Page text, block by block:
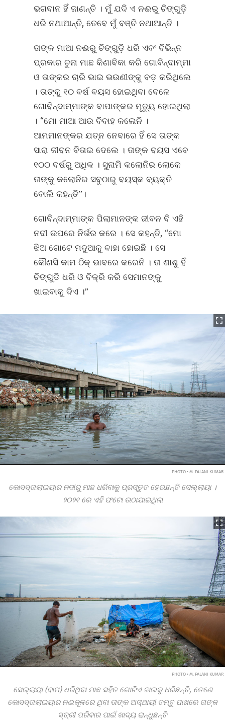
ଭଗବାନ ହିଁ ଜାଣନ୍ତି । ମୁଁ ଯଦି ଏ ନଈରୁ ଚିଙ୍ଗୁଡ଼ି
ଧରି ନଥାଆନ୍ତି, ତେବେ ମୁଁ ବଞ୍ଚି ନଥାଆନ୍ତି ।
ତାଙ୍କ ମାଆ ନଈରୁ ଚିଙ୍ଗୁଡ଼ି ଧରି ଏବଂ ବିଭିନ୍ନ
ପ୍ରକାର ଚୁନା ମାଛ କିଣାବିକା କରି ଗୋବିନ୍ଦାମ୍ମା
ଓ ତାଙ୍କର ଚାରି ଭାଇ ଭଉଣୀଙ୍କୁ ବଡ଼ କରିଥିଲେ
। ତାଙ୍କୁ ୧୦ ବର୍ଷ ବୟସ ହୋଇଥିବା ବେଳେ
ଗୋବିନ୍ଦାମ୍ମାଙ୍କ ବାପାଙ୍କର ମୃତ୍ୟୁ ହୋଇଥିଲା
। “ମୋ ମାଆ ଆଉ ବିବାହ କଲେନି ।
ଆମମାନଙ୍କର ଯତ୍ନ ନେବାରେ ହିଁ ସେ ତାଙ୍କ
ସାରା ଜୀବନ ବିତାଇ ଦେଲେ । ତାଙ୍କ ବୟସ ଏବେ
୧୦୦ ବର୍ଷରୁ ଅଧିକ । ସୁନାମି କଲୋନିର ଲୋକେ
ତାଙ୍କୁ କଲୋନିର ସବୁଠାରୁ ବୟସ୍କ ବ୍ୟକ୍ତି
ବୋଲି କହନ୍ତି’’।
ଗୋବିନ୍ଦାମ୍ମାଙ୍କ ପିଲାମାନଙ୍କ ଜୀବନ ବି ଏହି
ନଦୀ ଉପରେ ନିର୍ଭର କରେ । ସେ କହନ୍ତି, “ମୋ
ଝିଅ ଗୋଟେ ମଦୁଆକୁ ବାହା ହୋଇଛି । ସେ
କୌଣସି କାମ ଠିକ୍‌ ଭାବରେ କରେନି । ତା ଶାଶୁ ହିଁ
ଚିଙ୍ଗୁଡି ଧରି ଓ ବିକ୍ରି କରି ସେମାନଙ୍କୁ
ଖାଇବାକୁ ଦିଏ ।”
PHOTO • M. PALANI KUMAR
କୋସସ୍‌ତାଲାଇୟାର ନଦୀରୁ ମାଛ ଧରିବାକୁ ପ୍ରସ୍ତୁତ ହେଉଛନ୍ତି ସେଲ୍ଲାୟା ।
୨୦୨୧ ରେ ଏହି ଫଟୋ ଉଠାଯାଇଥିଲା
PHOTO • M. PALANI KUMAR
ସେଲ୍ଲାୟା (ବାମ) ଧରିଥିବା ମାଛ ସହିତ ଗୋଟିଏ ଜାଲକୁ ଧରିଛନ୍ତି, ତେଣେ
କୋସସ୍‌ତାଲାଇୟାର ନଈକୂଳରେ ଥିବା ତାଙ୍କ ଅସ୍ଥାୟୀ ତମ୍ବୁ ପାଖରେ ତାଙ୍କ
ସ୍ତ୍ରୀ ପରିବାର ପାଇଁ ଖାଦ୍ୟ ରାନ୍ଧୁଛନ୍ତି